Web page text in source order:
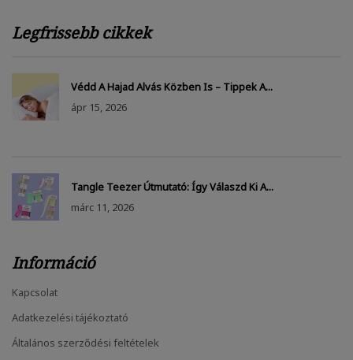
Legfrissebb cikkek
Védd A Hajad Alvás Közben Is – Tippek A...
ápr 15, 2026
Tangle Teezer Útmutató: Így Válaszd Ki A...
márc 11, 2026
Információ
Kapcsolat
Adatkezelési tájékoztató
Általános szerződési feltételek